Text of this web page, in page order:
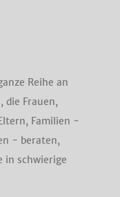
Reihe an
die Frauen,
Familien -
- beraten,
in schwierige